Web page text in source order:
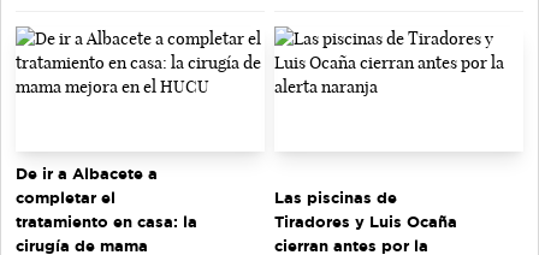
De ir a Albacete a
completar el
tratamiento en casa: la
cirugía de mama
Las piscinas de
Tiradores y Luis Ocaña
cierran antes por la